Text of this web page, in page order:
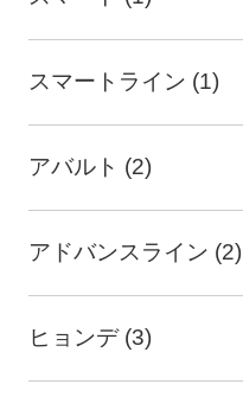
スマートライン (1)
アバルト (2)
アドバンスライン (2)
ヒョンデ (3)